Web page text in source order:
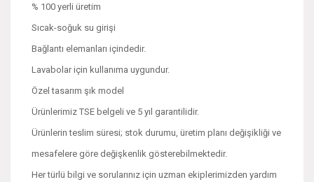
% 100 yerli üretim
Sıcak-soğuk su girişi
Bağlantı elemanları içindedir.
Lavabolar için kullanıma uygundur.
Özel tasarım şık model
Ürünlerimiz TSE belgeli ve 5 yıl garantilidir.
Ürünlerin teslim süresi; stok durumu, üretim planı değişikliği ve
mesafelere göre değişkenlik gösterebilmektedir.
Her türlü bilgi ve sorularınız için uzman ekiplerimizden yardım